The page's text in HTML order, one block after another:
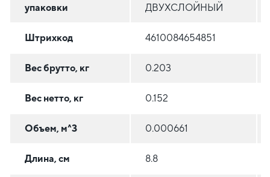
упаковки
ДВУХСЛОЙНЫЙ
Штрихкод 4610084654851
Вес брутто, кг 0.203
Вес нетто, кг 0.152
Объем, м^3 0.000661
Длина, см 8.8